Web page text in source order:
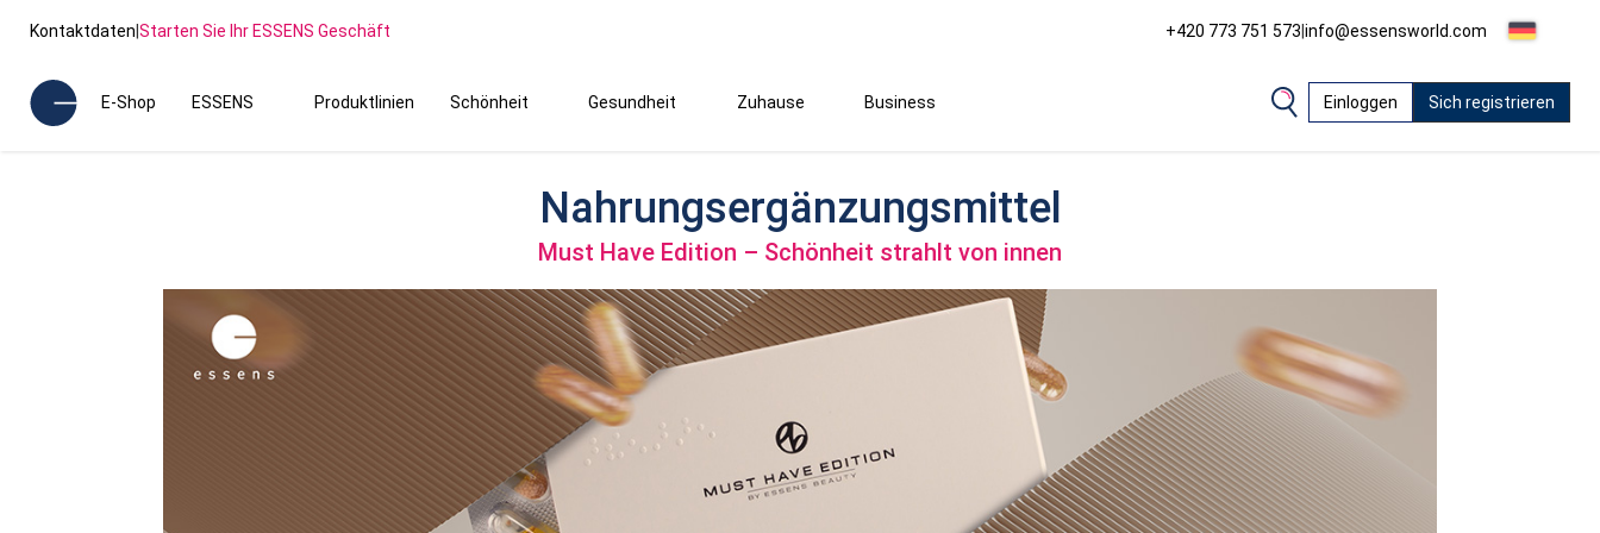
Kontaktdaten|Starten Sie Ihr ESSENS Geschäft +420 773 751 573|info@essensworld.com
E-Shop ESSENS Produktlinien Schönheit Gesundheit Zuhause Business Einloggen Sich registrieren
Nahrungsergänzungsmittel
Must Have Edition – Schönheit strahlt von innen